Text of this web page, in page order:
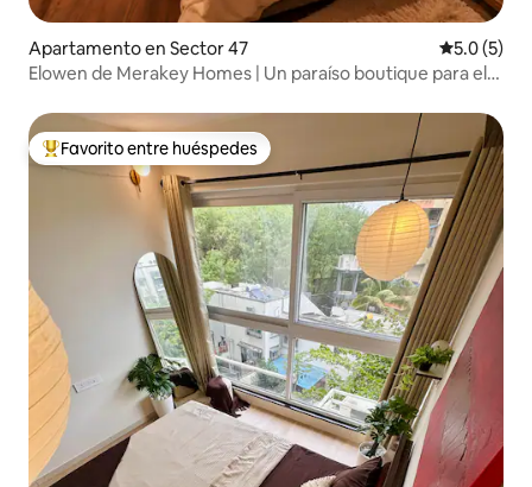
Apartamento en Sector 47
5.0 (5)
Elowen de Merakey Homes | Un paraíso boutique para el
Favorito entre huéspedes preferido
Favorito entre huéspedes